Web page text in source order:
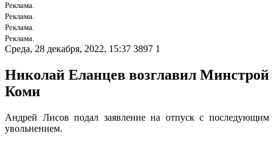
Реклама.
Реклама.
Реклама.
Реклама.
Среда, 28 декабря, 2022, 15:37 3897 1
Николай Еланцев возглавил Минстрой
Коми
Андрей Лисов подал заявление на отпуск с последующим
увольнением.